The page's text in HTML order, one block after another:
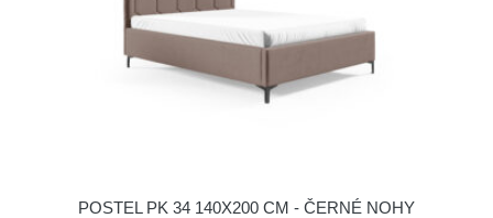
POSTEL PK 34 140X200 CM - ČERNÉ NOHY